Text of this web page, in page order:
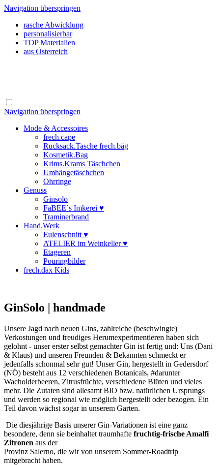
Navigation überspringen
rasche Abwicklung
personalisierbar
TOP Materialien
aus Österreich
Navigation überspringen
Mode & Accessoires
frech.cape
Rucksack.Tasche frech.bäg
Kosmetik.Bag
Krims.Krams Täschchen
Umhängetäschchen
Ohrringe
Genuss
Ginsolo
FaBEE´s Imkerei ♥
Traminerbrand
Hand.Werk
Eulenschnitt ♥
ATELIER im Weinkeller ♥
Etageren
Pouringbilder
frech.dax Kids
GinSolo | handmade
Unsere Jagd nach neuen Gins, zahlreiche (beschwingte)
Verkostungen und freudiges Herumexperimentieren haben sich
gelohnt - unser erster selbst gemachter Gin ist fertig und: Uns (Dani
& Klaus) und unseren Freunden & Bekannten schmeckt er
jedenfalls schonmal sehr gut! Unser Gin, hergestellt in Gedersdorf
(NÖ) besteht aus 12 verschiedenen Botanicals, #darunter
Wacholderbeeren, Zitrusfrüchte, verschiedene Blüten und vieles
mehr. Die Zutaten sind allesamt BIO bzw. natürlichen Ursprungs
und werden so regional wie möglich hergestellt oder bezogen. Ein
Teil davon wächst sogar in unserem Garten.
Die diesjährige Basis unserer Gin-Variationen ist eine ganz
besondere, denn sie beinhaltet traumhafte fruchtig-frische Amalfi
Zitronen aus der
Provinz Salerno, die wir von unserem Sommer-Roadtrip
mitgebracht haben.